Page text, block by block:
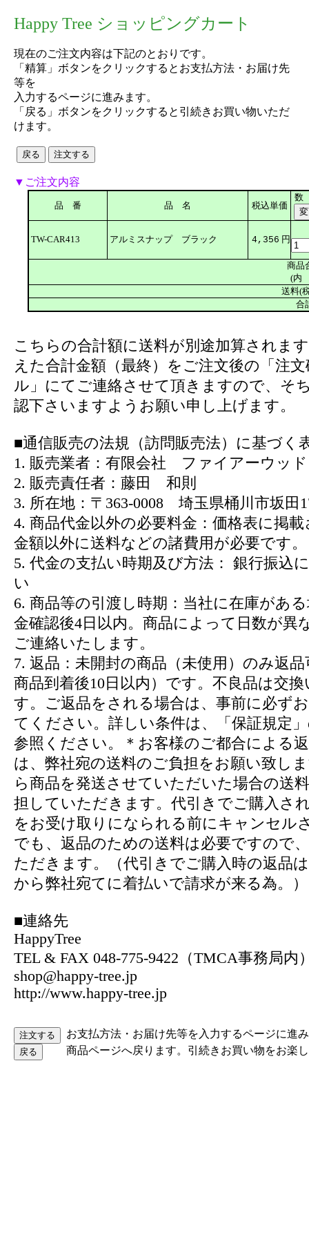
Happy Tree ショッピングカート
現在のご注文内容は下記のとおりです。
「精算」ボタンをクリックするとお支払方法・お届け先
等を
入力するページに進みます。
「戻る」ボタンをクリックすると引続きお買い物いただ
けます。
▼ご注文内容
品 番 品 名 税込単価
数
TW-CAR413 アルミスナップ ブラック 4,356 円
商品
(内
送料(
合
こちらの合計額に送料が別途加算されま
えた合計金額（最終）をご注文後の「注
ル」にてご連絡させて頂きますので、そ
認下さいますようお願い申し上げます。
■通信販売の法規（訪問販売法）に基づく
1. 販売業者：有限会社 ファイアーウッド
2. 販売責任者：藤田 和則
3. 所在地：〒363-0008 埼玉県桶川市坂田
4. 商品代金以外の必要料金：価格表に掲
金額以外に送料などの諸費用が必要です。
5. 代金の支払い時期及び方法： 銀行振込
い
6. 商品等の引渡し時期：当社に在庫があ
金確認後4日以内。商品によって日数が異
ご連絡いたします。
7. 返品：未開封の商品（未使用）のみ返
商品到着後10日以内）です。不良品は交
す。ご返品をされる場合は、事前に必ず
てください。詳しい条件は、「保証規定
参照ください。＊お客様のご都合による
は、弊社宛の送料のご負担をお願い致し
ら商品を発送させていただいた場合の送
担していただきます。代引きでご購入さ
をお受け取りになられる前にキャンセル
でも、返品のための送料は必要ですので
ただきます。（代引きでご購入時の返品
から弊社宛てに着払いで請求が来る為。）
■連絡先
HappyTree
TEL & FAX 048-775-9422（TMCA事務局内
shop@happy-tree.jp
http://www.happy-tree.jp
お支払方法・お届け先等を入力するページに進
商品ページへ戻ります。引続きお買い物をお楽